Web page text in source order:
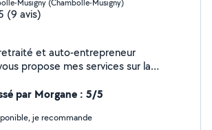
Musigny (Chambolle-Musigny)
(9 avis)
et auto-entrepreneur
propose mes services sur la
par Morgane : 5/5
je recommande